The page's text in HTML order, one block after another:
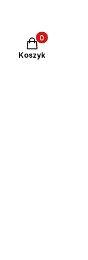
Produkty w
Koszyk